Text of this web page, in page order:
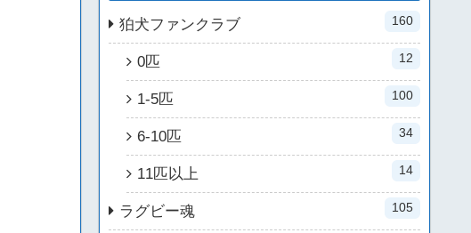
狛犬ファンクラブ 160
0匹 12
1-5匹 100
6-10匹 34
11匹以上 14
ラグビー魂 105